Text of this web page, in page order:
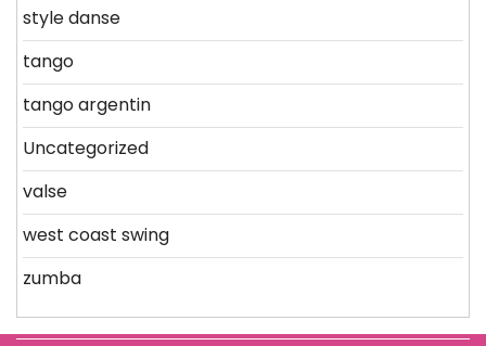
style danse
tango
tango argentin
Uncategorized
valse
west coast swing
zumba